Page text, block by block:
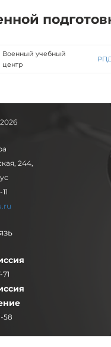
Военный учебный
центр
244,
58